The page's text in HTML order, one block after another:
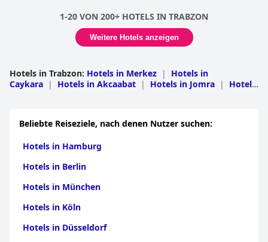
1-20 VON 200+ HOTELS IN TRABZON
Weitere Hotels anzeigen
Hotels in Trabzon: Hotels in Merkez |
Hotels in
Caykara | Hotels in Akcaabat | Hotels in Jomra |
Hotels
Beliebte Reiseziele, nach denen Nutzer suchen:
Hotels in Hamburg
Hotels in Berlin
Hotels in München
Hotels in Köln
Hotels in Düsseldorf